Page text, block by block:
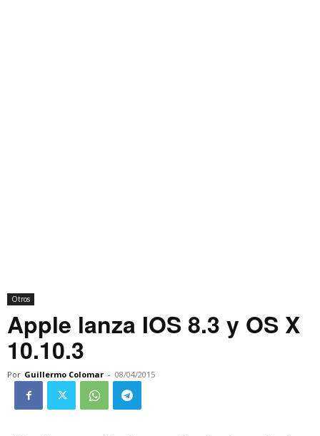
Otros
Apple lanza IOS 8.3 y OS X
10.10.3
Por Guillermo Colomar - 08/04/2015